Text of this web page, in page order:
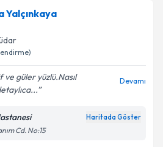
ile bilgilendireceğiz.
işlenmesine ilişkin
kabul ediyorum.
Yalçınkaya
güler yüzlü.Nasıl
Devamı
Haritada Göster
Cd. No:15